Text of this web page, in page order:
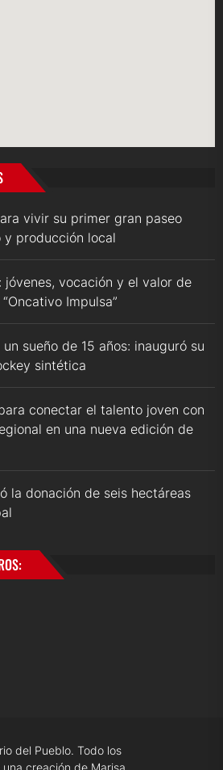
vivir su primer gran paseo
producción local
jóvenes, vocación y el valor de
Impulsa”
sueño de 15 años: inauguró su
sintética
conectar el talento joven con
en una nueva edición de
la donación de seis hectáreas
del Pueblo. Todo los
creación de Marisa